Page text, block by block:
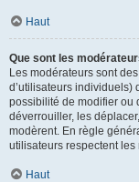
Haut
Que sont les
Les modérateurs sont
d’utilisateurs individuels)
possibilité de modifier ou
déverrouiller, les
modèrent. En règle
utilisateurs respectent
Haut